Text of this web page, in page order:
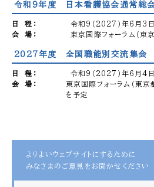
令和9年度 日本看護協会通常総
日 程：
令和9（2027）年6月3日
会 場：
東京国際フォーラム（東
2027年度 全国職能別交流集会
日 程：
令和9（2027）年6月4日
会 場：
東京国際フォーラム（東
を予定
よりよいウェブサイトにするために
みなさまのご意見をお聞かせください